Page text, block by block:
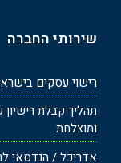
שירותי החברה
רישוי עסקים
תהליך קבלת
ומוצלחת
אדריכל / הנדסאי